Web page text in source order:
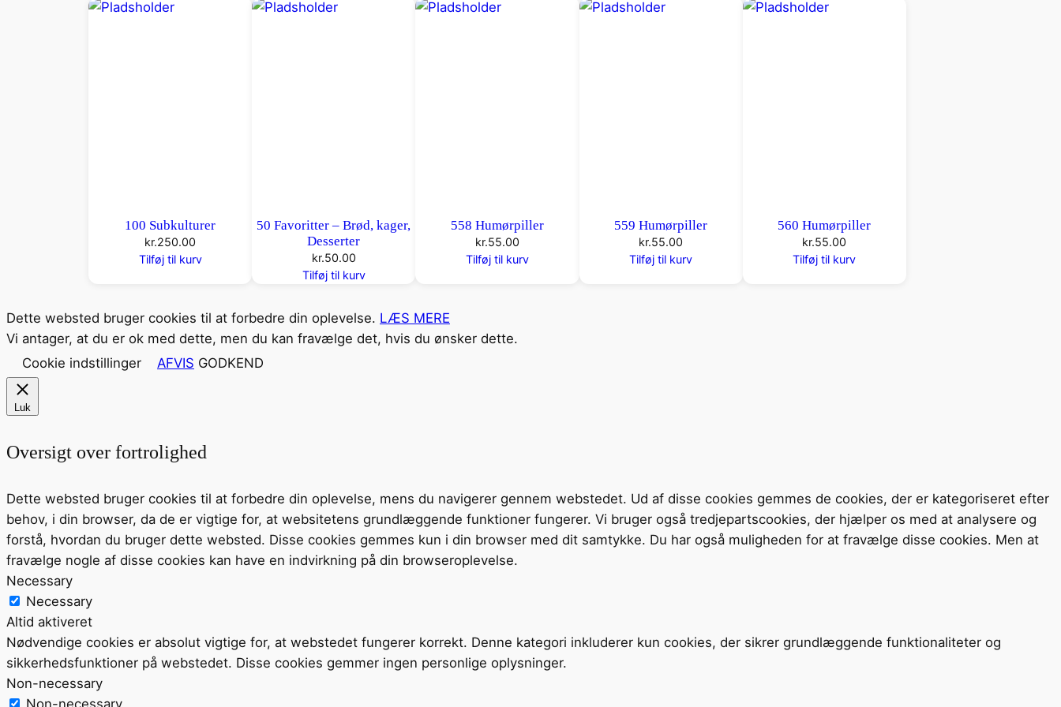
100 Subkulturer
kr.250.00
Tilføj til kurv
50 Favoritter – Brød, kager,
Desserter
kr.50.00
Tilføj til kurv
558 Humørpiller
kr.55.00
Tilføj til kurv
559 Humørpiller
kr.55.00
Tilføj til kurv
560 Humørpiller
kr.55.00
Tilføj til kurv
Dette websted bruger cookies til at forbedre din oplevelse. LÆS MERE
Vi antager, at du er ok med dette, men du kan fravælge det, hvis du ønsker dette.
Cookie indstillinger
AFVIS GODKEND
Luk
Oversigt over fortrolighed
Dette websted bruger cookies til at forbedre din oplevelse, mens du navigerer gennem webstedet. Ud af disse cookies gemmes de cookies, der er kategoriseret efter
behov, i din browser, da de er vigtige for, at websitetens grundlæggende funktioner fungerer. Vi bruger også tredjepartscookies, der hjælper os med at analysere og
forstå, hvordan du bruger dette websted. Disse cookies gemmes kun i din browser med dit samtykke. Du har også muligheden for at fravælge disse cookies. Men at
fravælge nogle af disse cookies kan have en indvirkning på din browseroplevelse.
Necessary
Necessary
Altid aktiveret
Nødvendige cookies er absolut vigtige for, at webstedet fungerer korrekt. Denne kategori inkluderer kun cookies, der sikrer grundlæggende funktionaliteter og
sikkerhedsfunktioner på webstedet. Disse cookies gemmer ingen personlige oplysninger.
Non-necessary